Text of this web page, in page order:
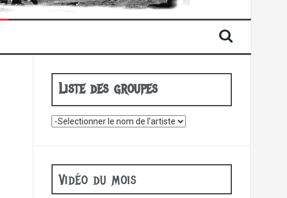
Liste des groupes
Vidéo du mois